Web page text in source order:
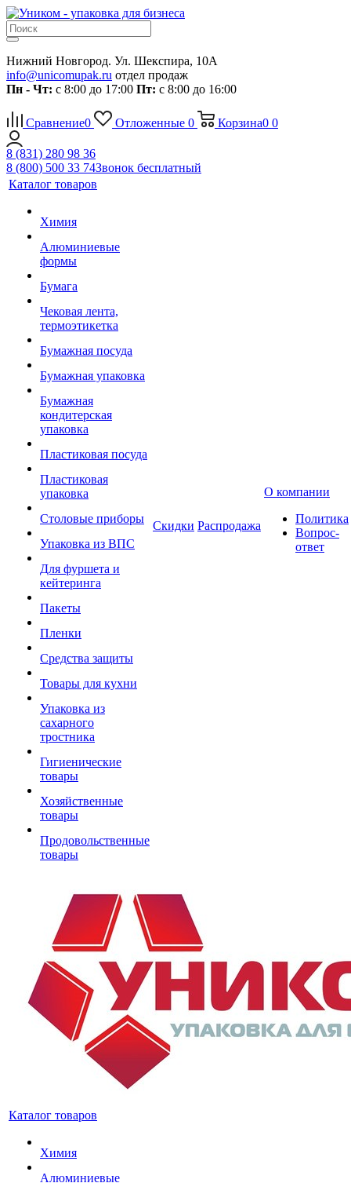
Нижний Новгород. Ул. Шекспира, 10А
info@unicomupak.ru отдел продаж
Пн - Чт: с 8:00 до 17:00 Пт: с 8:00 до 16:00
Сравнение0 Отложенные 0 Корзина0 0
8 (831) 280 98 36
8 (800) 500 33 74Звонок бесплатный
Каталог товаров
Химия
Алюминиевые
формы
Бумага
Чековая лента,
термоэтикетка
Бумажная посуда
Бумажная упаковка
Бумажная
кондитерская
упаковка
Пластиковая посуда
Пластиковая
упаковка
Столовые приборы
Упаковка из ВПС
Для фуршета и
кейтеринга
Пакеты
Пленки
Средства защиты
Товары для кухни
Упаковка из
сахарного
тростника
Гигиенические
товары
Хозяйственные
товары
Продовольственные
товары
Скидки Распродажа
О компании
Политика
Вопрос-
ответ
Каталог товаров
Химия
Алюминиевые